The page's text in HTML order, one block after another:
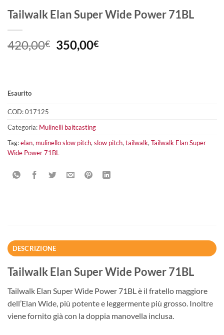
Tailwalk Elan Super Wide Power 71BL
420,00€ Il
prezzo
350,00€Il
Esaurito
COD:017125
Categoria: Mulinelli baitcasting
Tag:elan, mulinello slow pitch, slow pitch, tailwalk, Tailwalk Elan Super
Wide Power 71BL
DESCRIZIONE
Tailwalk Elan Super Wide Power 71BL
Tailwalk Elan Super Wide Power 71BL è il fratello maggiore
dell’Elan Wide, più potente e leggermente più grosso. Inoltre
viene fornito già con la doppia manovella inclusa.